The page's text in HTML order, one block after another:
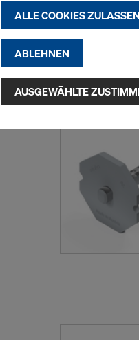
ermöglichen
passende Werbung
(Marketing-Cookies).
Indem Sie auf "Alle
Installation und
zustimmen" klicken,
USA einhergehen.
umfassen, die Daten in
Garantien nach Art 46
hierauf. Hier kann das
Zugriff durch Behörden
Überwachungszwecken
zur Verfügung stehen.
indem Sie auf
grundlos mit Wirkung
ALLE COOKIES
ABLEHNEN
AUSGEWÄHLTE